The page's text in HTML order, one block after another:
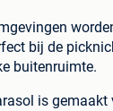
bij de
buitenruimte.
is